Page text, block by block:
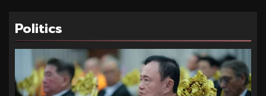
Politics